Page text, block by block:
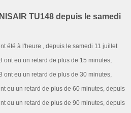
TU148 depuis le samedi
été à l'heure , depuis le samedi 11 juillet
ont eu un retard de plus de 15 minutes,
ont eu un retard de plus de 30 minutes,
eu un retard de plus de 60 minutes, depuis
eu un retard de plus de 90 minutes, depuis